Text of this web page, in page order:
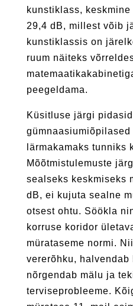
kunstiklass, keskmine
29,4 dB, millest võib
kunstiklassis on
ruum näiteks
peegeldama.
Küsitluse järgi
lärmakamaks tunniks
Mõõtmistulemuste
sealseks keskmiseks
dB, ei kujuta sealne
otsest ohtu. Söökla
korruse koridor
mürataseme normi.
vererõhku, halvendab
nõrgendab mälu ja
terviseprobleeme.